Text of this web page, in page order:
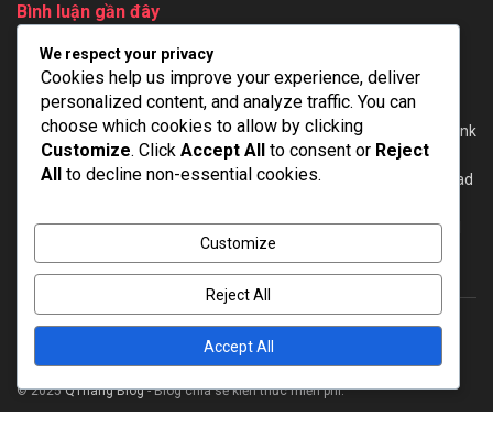
Bình luận gần đây
tùngtrong AutoCAD Electrical 2024 + Repack + Portable – Full
viettrongEPLAN Pro Panel 2022 mới nhất – Full Cờ rắc [Google
Drive]
DientrongWinCC Flexible 2008 SP3 + SP5 for Windows 7/10 – Link
download full
MinhtrongTải phần mềm lập trình TIA Portal V20 – Link download
AdmintrongDownload TIA Portal V16 – Hướng dẫn cài đặt – Full
Privacy & Policy
© 2025QThang Blog- Blog chia sẻ kiến thức miễn phí.
We respect your privacy
Cookies help us improve your experience, deliver
personalized content, and analyze traffic. You can
choose which cookies to allow by clicking
Customize. Click Accept All to consent or Reject
All to decline non-essential cookies.
Customize
Reject All
Accept All